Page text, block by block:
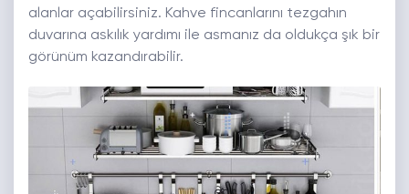
alanlar açabilirsiniz. Kahve fincanlarını tezgahın
duvarına askılık yardımı ile asmanız da oldukça şık bir
görünüm kazandırabilir.